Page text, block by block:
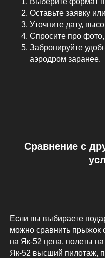
Оставьте заявку
Уточните дату,
Спросите про
Забронируйте
аэродром заранее.
Сравнение с
Если вы выбираете
можно сравнить прыжок
на Як-52 цена, полеты
Як-52 высший пилотаж,
Прыжок
Полет
ИП Пархоменко А. В.
SKYDIVE
MOSCOW
Telegram